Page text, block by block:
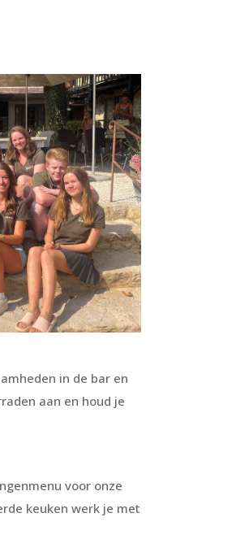
in de bar en
aan en houd je
voor onze
keuken werk je met